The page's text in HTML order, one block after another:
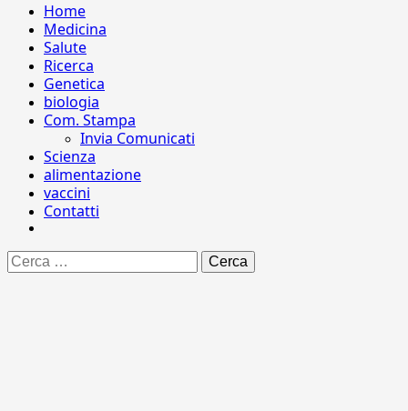
Home
Medicina
Salute
Ricerca
Genetica
biologia
Com. Stampa
Invia Comunicati
Scienza
alimentazione
vaccini
Contatti
Ricerca
per: